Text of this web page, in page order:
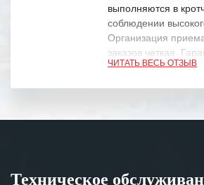
выполняются в
соблюдении
Организация
заказов четкая.
обязательства
ЧИТАТЬ ВЕСЬ ОТЗЫВ
Техническое